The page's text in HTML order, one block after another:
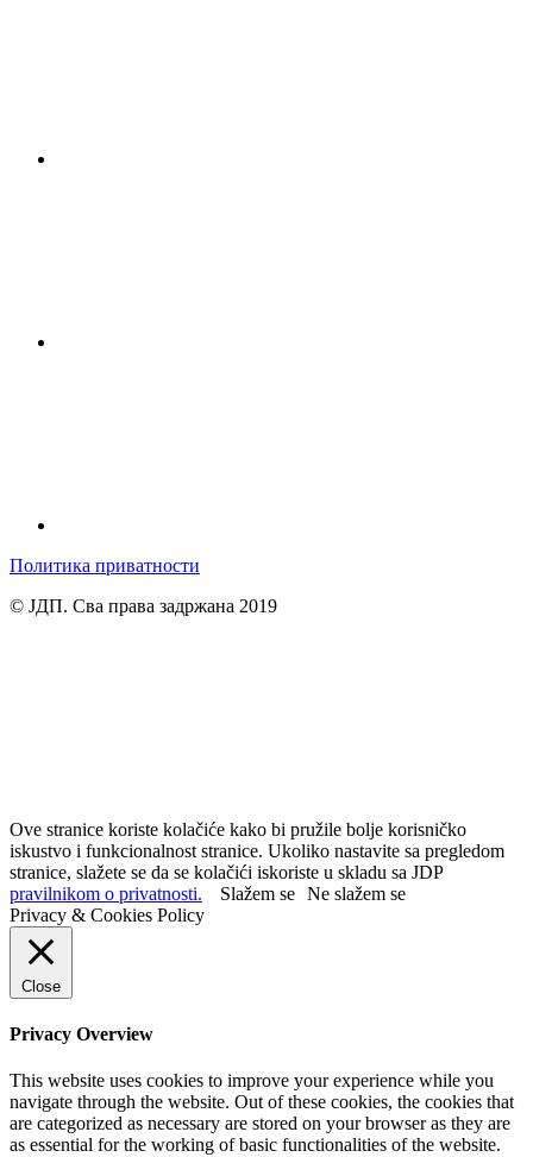
Политика приватности
© ЈДП. Сва права задржана 2019
Ove stranice koriste kolačiće kako bi pružile bolje korisničko
iskustvo i funkcionalnost stranice. Ukoliko nastavite sa pregledom
stranice, slažete se da se kolačići iskoriste u skladu sa JDP
pravilnikom o privatnosti.
Slažem se Ne slažem se
Privacy & Cookies Policy
Close
Privacy Overview
This website uses cookies to improve your experience while you
navigate through the website. Out of these cookies, the cookies that
are categorized as necessary are stored on your browser as they are
as essential for the working of basic functionalities of the website.